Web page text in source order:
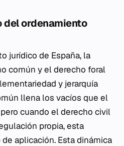
del ordenamiento
jurídico de España, la
común y el derecho foral
y jerarquía
llena los vacíos que el
cuando el derecho civil
propia, esta
aplicación. Esta dinámica